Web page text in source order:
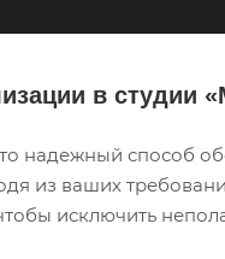
в студии
надежный способ
из ваших
исключить